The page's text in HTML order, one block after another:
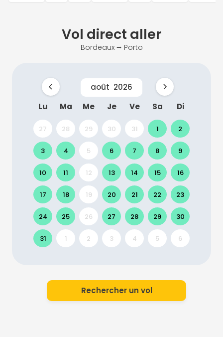
Vol direct aller
Bordeaux ⭢ Porto
août 2026
Lu
Ma Me Je Ve Sa Di
27 28 29 30 31 1 2
3 4 5 6 7 8 9
10 11 12 13 14 15 16
17 18 19 20 21 22 23
24 25 26 27 28 29 30
31 1 2 3 4 5 6
Rechercher un vol